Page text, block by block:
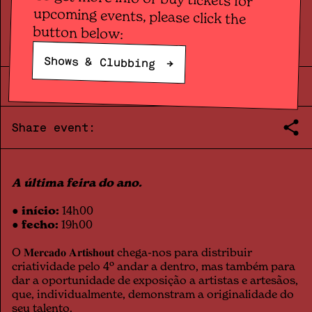
MERCADO ARTISHOUT
SAT 28.12 | 14:00 | 2024
Share event:
A última feira do ano.
● início: 14h00
● fecho: 19h00
O 𝐌𝐞𝐫𝐜𝐚𝐝𝐨 𝐀𝐫𝐭𝐢𝐬𝐡𝐨𝐮𝐭 chega-nos para distribuir
criatividade pelo 4º andar a dentro, mas também para
dar a oportunidade de exposição a artistas e artesãos,
que, individualmente, demonstram a originalidade do
seu talento.
button below:
Shows & Clubbing →